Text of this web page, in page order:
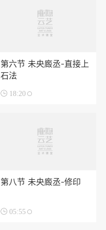
第六节 未央廄丞-直接上
石法
 18:20
第八节 未央廄丞-修印
 05:55